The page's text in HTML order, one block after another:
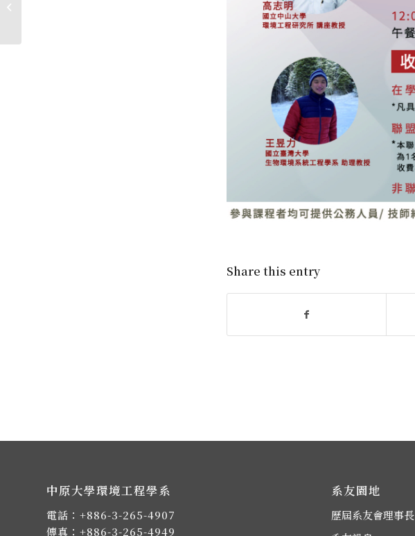
Share this entry
中原大學環境工程學系
電話： +886-3-265-4907
傳真：+886-3-265-4949
系友園地
歷屆系友會理事長